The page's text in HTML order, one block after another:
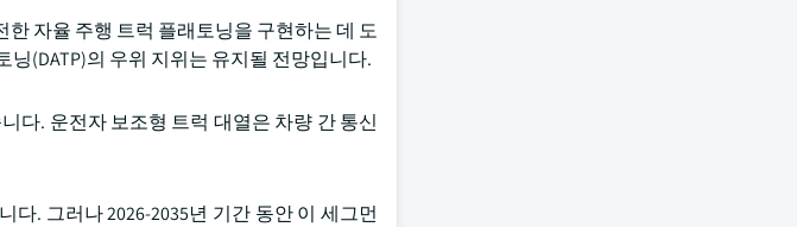
자율 주행 트럭 플래토닝을 구현하는 데 도
(DATP)의 우위 지위는 유지될 전망입니다.
다. 운전자 보조형 트럭 대열은 차량 간 통신
. 그러나 2026-2035년 기간 동안 이 세그먼